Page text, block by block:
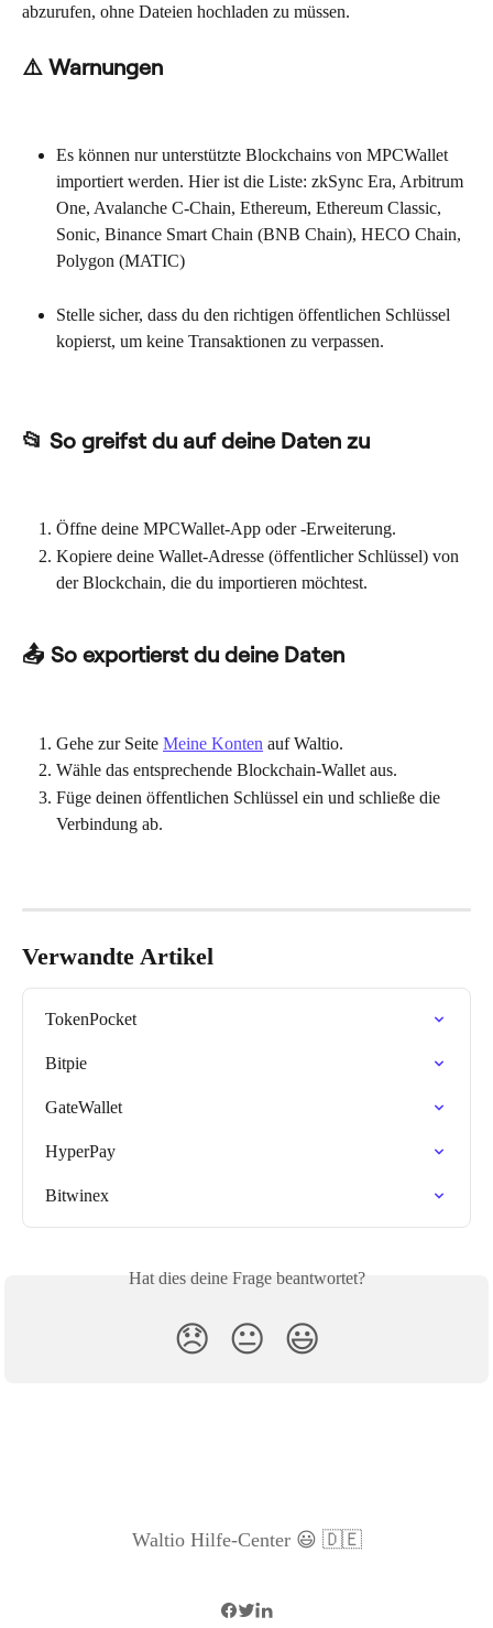
abzurufen, ohne Dateien hochladen zu müssen.
⚠️ Warnungen
Es können nur unterstützte Blockchains von MPCWallet
importiert werden. Hier ist die Liste: zkSync Era, Arbitrum
One, Avalanche C-Chain, Ethereum, Ethereum Classic,
Sonic, Binance Smart Chain (BNB Chain), HECO Chain,
Polygon (MATIC)
Stelle sicher, dass du den richtigen öffentlichen Schlüssel
kopierst, um keine Transaktionen zu verpassen.
📂 So greifst du auf deine Daten zu
Öffne deine MPCWallet-App oder -Erweiterung.
Kopiere deine Wallet-Adresse (öffentlicher Schlüssel) von
der Blockchain, die du importieren möchtest.
📤 So exportierst du deine Daten
Gehe zur Seite Meine Konten auf Waltio.
Wähle das entsprechende Blockchain-Wallet aus.
Füge deinen öffentlichen Schlüssel ein und schließe die
Verbindung ab.
Verwandte Artikel
TokenPocket
Bitpie
GateWallet
HyperPay
Bitwinex
Hat dies deine Frage beantwortet?
😞 😐 😃
Waltio Hilfe-Center 😃 🇩🇪